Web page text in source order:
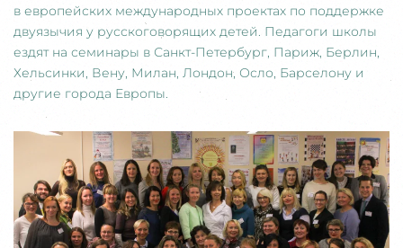
в европейских международных проектах по поддержке
двуязычия у русскоговорящих детей. Педагоги школы
ездят на семинары в Санкт-Петербург, Париж, Берлин,
Хельсинки, Вену, Милан, Лондон, Осло, Барселону и
другие города Европы.